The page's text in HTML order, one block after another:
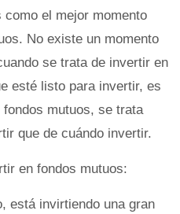
como el mejor momento
No existe un momento
se trata de invertir en
esté listo para invertir, es
mutuos, se trata
que de cuándo invertir.
en fondos mutuos:
está invirtiendo una gran